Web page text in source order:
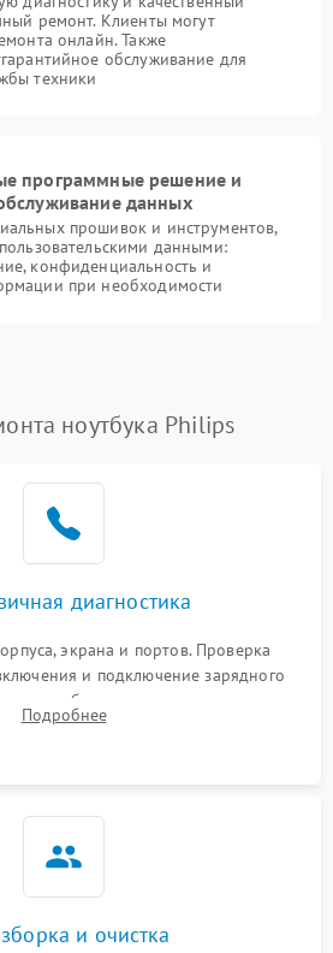
ремонт. Клиенты могут
онлайн. Также
обслуживание для
техники
программные решение и
данных
прошивок и инструментов,
данными:
конфиденциальность и
при необходимости
ноутбука Philips
диагностика
экрана и портов. Проверка
и подключение зарядного
потребления тока с помощью
питания для локализации проблемы.
Подробнее
и очистка